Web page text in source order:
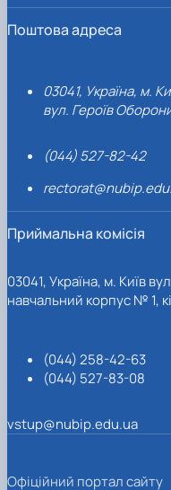
Поштова адреса
03041, Україна, м.
вул. Героїв
(044) 527-82-42
Приймальна комісія
03041, Україна, м. Київ
навчальний корпус № 1,
(044) 258-42-63
(044) 527-83-08
vstup@nubip.edu.ua
Офіційний портал сайту